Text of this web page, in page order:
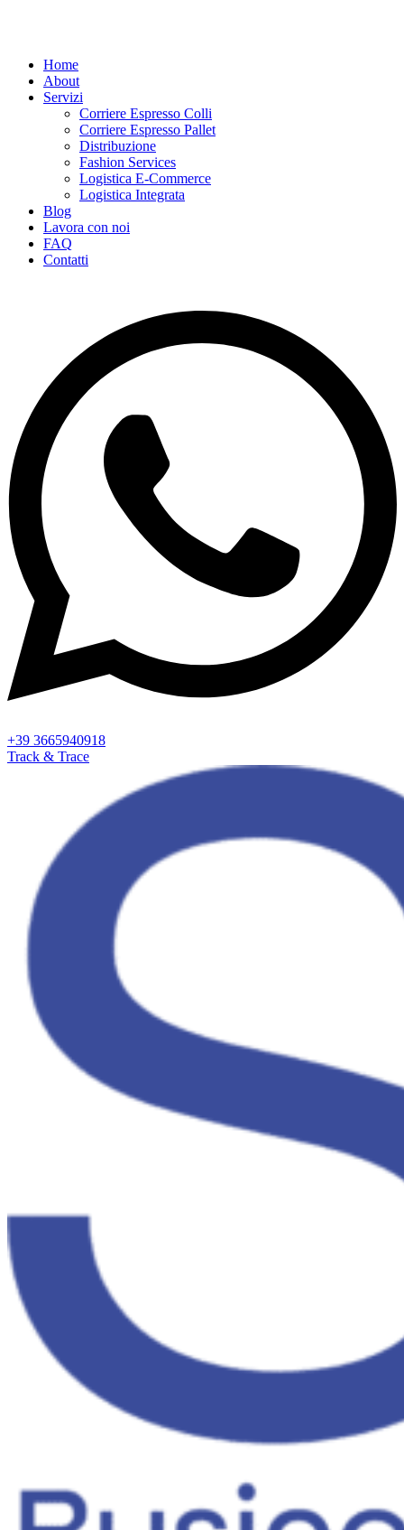
Home
About
Servizi
Corriere Espresso Colli
Corriere Espresso Pallet
Distribuzione
Fashion Services
Logistica E-Commerce
Logistica Integrata
Blog
Lavora con noi
FAQ
Contatti
+39 3665940918
Track & Trace